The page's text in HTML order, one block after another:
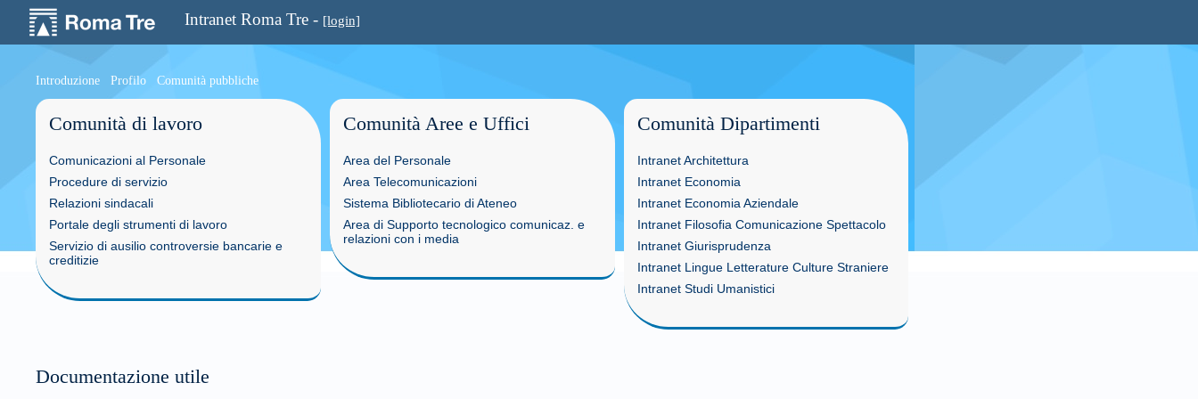
Intranet Roma Tre - [login]
Introduzione Profilo Comunità pubbliche
Comunità di lavoro
Comunicazioni al Personale
Procedure di servizio
Relazioni sindacali
Portale degli strumenti di lavoro
Servizio di ausilio controversie bancarie e
creditizie
Comunità Aree e Uffici
Area del Personale
Area Telecomunicazioni
Sistema Bibliotecario di Ateneo
Area di Supporto tecnologico comunicaz. e
relazioni con i media
Comunità Dipartimenti
Intranet Architettura
Intranet Economia
Intranet Economia Aziendale
Intranet Filosofia Comunicazione Spettacolo
Intranet Giurisprudenza
Intranet Lingue Letterature Culture Straniere
Intranet Studi Umanistici
Documentazione utile